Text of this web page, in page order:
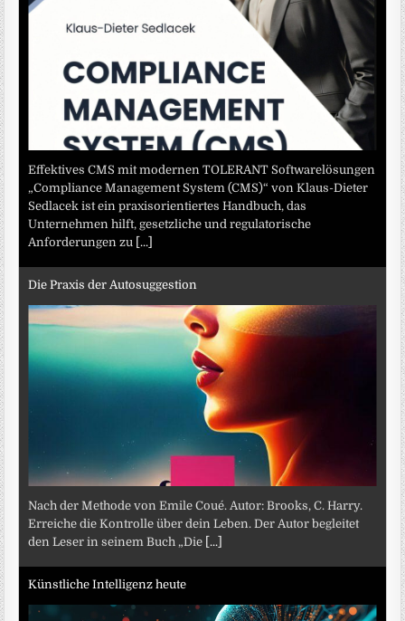
Effektives CMS mit modernen TOLERANT Softwarelösungen
„Compliance Management System (CMS)“ von Klaus-Dieter
Sedlacek ist ein praxisorientiertes Handbuch, das
Unternehmen hilft, gesetzliche und regulatorische
Anforderungen zu [...]
Die Praxis der Autosuggestion
Nach der Methode von Emile Coué. Autor: Brooks, C. Harry.
Erreiche die Kontrolle über dein Leben. Der Autor begleitet
den Leser in seinem Buch „Die [...]
Künstliche Intelligenz heute